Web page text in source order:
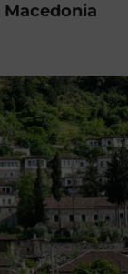
Macedonia